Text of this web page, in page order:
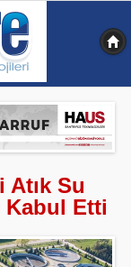
Su
Kabul Etti